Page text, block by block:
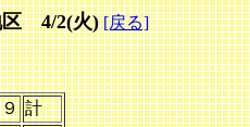
区 4/2(火) [戻る]
９ 計